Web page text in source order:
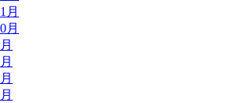
月
月